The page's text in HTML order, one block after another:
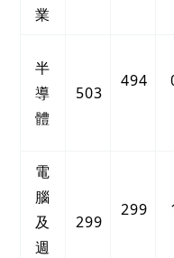
業
半
導
體
503
494
電
腦
及
週
299
299